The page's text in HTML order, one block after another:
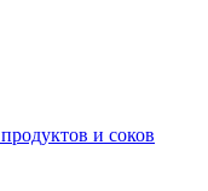
и соков